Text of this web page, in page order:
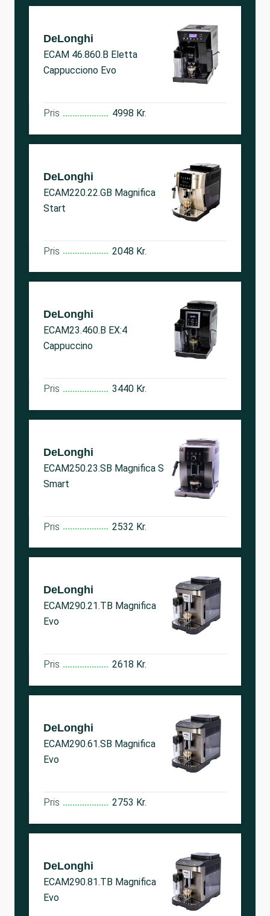
DeLonghi
ECAM 46.860.B Eletta
Cappucciono Evo
Pris 4998 Kr.
DeLonghi
ECAM220.22.GB Magnifica
Start
Pris 2048 Kr.
DeLonghi
ECAM23.460.B EX:4
Cappuccino
Pris 3440 Kr.
DeLonghi
ECAM250.23.SB Magnifica S
Smart
Pris 2532 Kr.
DeLonghi
ECAM290.21.TB Magnifica
Evo
Pris 2618 Kr.
DeLonghi
ECAM290.61.SB Magnifica
Evo
Pris 2753 Kr.
DeLonghi
ECAM290.81.TB Magnifica
Evo